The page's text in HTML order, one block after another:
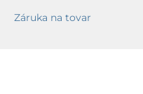
Záruka na tovar